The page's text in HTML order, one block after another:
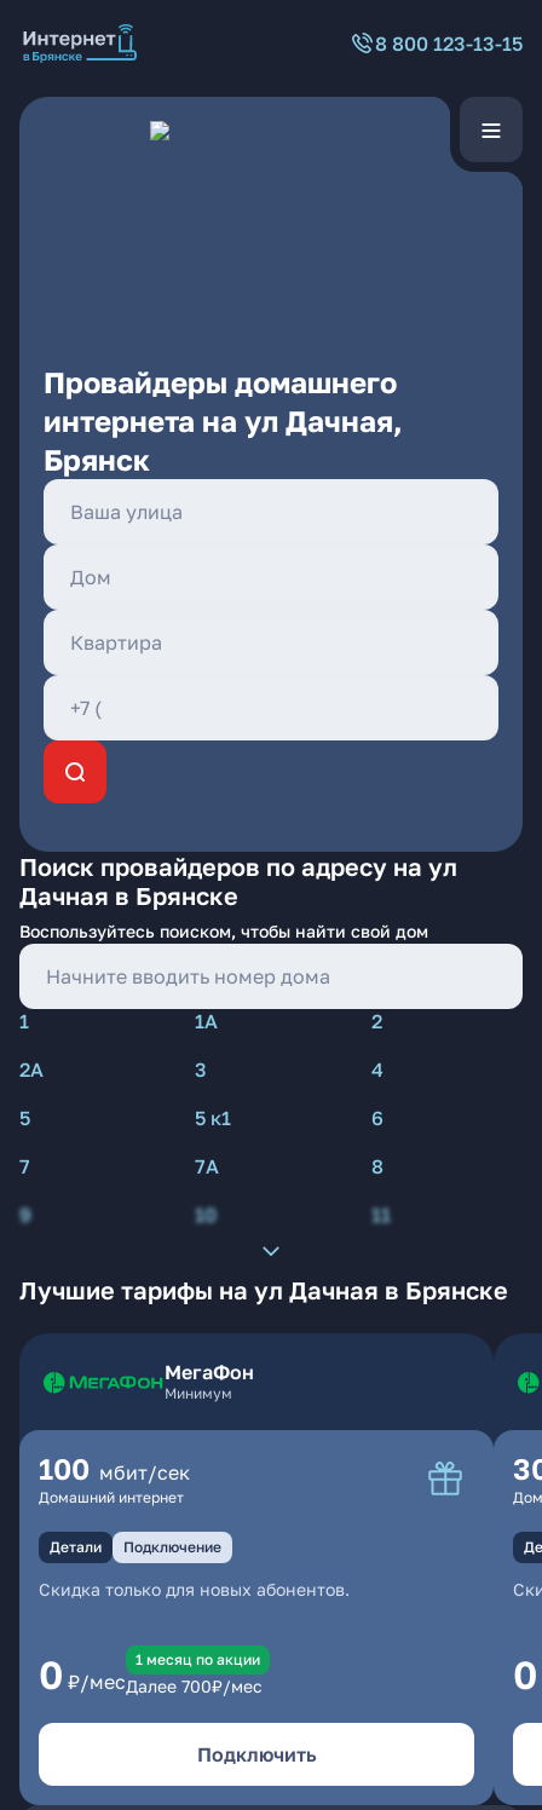
8 800 123-13-15
Провайдеры домашнего
интернета на ул Дачная,
Брянск
Поиск провайдеров по адресу на ул
Дачная в Брянске
Воспользуйтесь поиском, чтобы найти свой дом
1 1А
2
2А
3
4
5
5 к1
6
7
7А
8
9
10 11
Лучшие тарифы на ул Дачная в Брянске
МегаФон
Минимум
100 мбит/сек
Домашний интернет
Детали Подключение
Скидка только для новых абонентов.
0 ₽/мес
1 месяц по акции
Далее 700₽/мес
Подключить
0